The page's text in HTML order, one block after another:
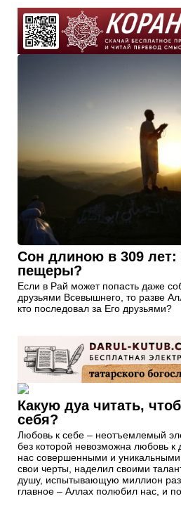
Сон длиною в 309
пещеры?
Если в Рай может попасть даже
друзьями Всевышнего, то разве
кто последовал за Его друзьями?
Какую дуа читать,
себя?
Любовь к себе – неотъемлемый
без которой невозможна любовь к
нас совершенными и
свои черты, наделил своими
душу, испытывающую миллион
главное – Аллах полюбил нас, и